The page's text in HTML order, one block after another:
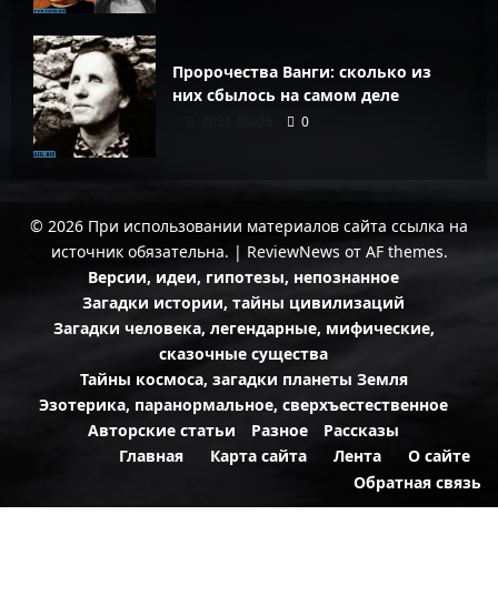
Пророчества Ванги: сколько из
них сбылось на самом деле
0
© 2026 При использовании материалов сайта ссылка на
источник обязательна. | ReviewNews от AF themes.
Версии, идеи, гипотезы, непознанное
Загадки истории, тайны цивилизаций
Загадки человека, легендарные, мифические,
сказочные существа
Тайны космоса, загадки планеты Земля
Эзотерика, паранормальное, сверхъестественное
Авторские статьи
Разное
Рассказы
Главная
Карта сайта Лента
О сайте
Обратная связь